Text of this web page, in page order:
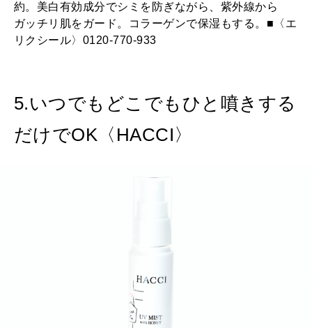
約。美白有効成分でシミを防ぎながら、紫外線から
ガッチリ肌をガード。コラーゲンで保湿もする。■〈エ
リクシール〉0120-770-933
5.いつでもどこでもひと噴きする
だけでOK〈HACCI〉